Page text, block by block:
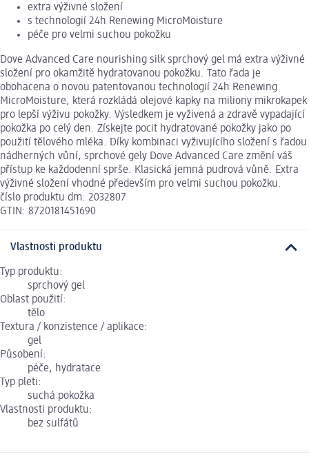
extra výživné složení
s technologií 24h Renewing MicroMoisture
péče pro velmi suchou pokožku
Dove Advanced Care nourishing silk sprchový gel má extra výživné
složení pro okamžitě hydratovanou pokožku. Tato řada je
obohacena o novou patentovanou technologií 24h Renewing
MicroMoisture, která rozkládá olejové kapky na miliony mikrokapek
pro lepší výživu pokožky. Výsledkem je vyživená a zdravě vypadající
pokožka po celý den. Získejte pocit hydratované pokožky jako po
použití tělového mléka. Díky kombinaci vyživujícího složení s řadou
nádherných vůní, sprchové gely Dove Advanced Care změní váš
přístup ke každodenní sprše. Klasická jemná pudrová vůně. Extra
výživné složení vhodné především pro velmi suchou pokožku.
číslo produktu dm: 2032807
GTIN: 8720181451690
Vlastnosti produktu
Typ produktu:
sprchový gel
Oblast použití:
tělo
Textura / konzistence / aplikace:
gel
Působení:
péče, hydratace
Typ pleti:
suchá pokožka
Vlastnosti produktu:
bez sulfátů